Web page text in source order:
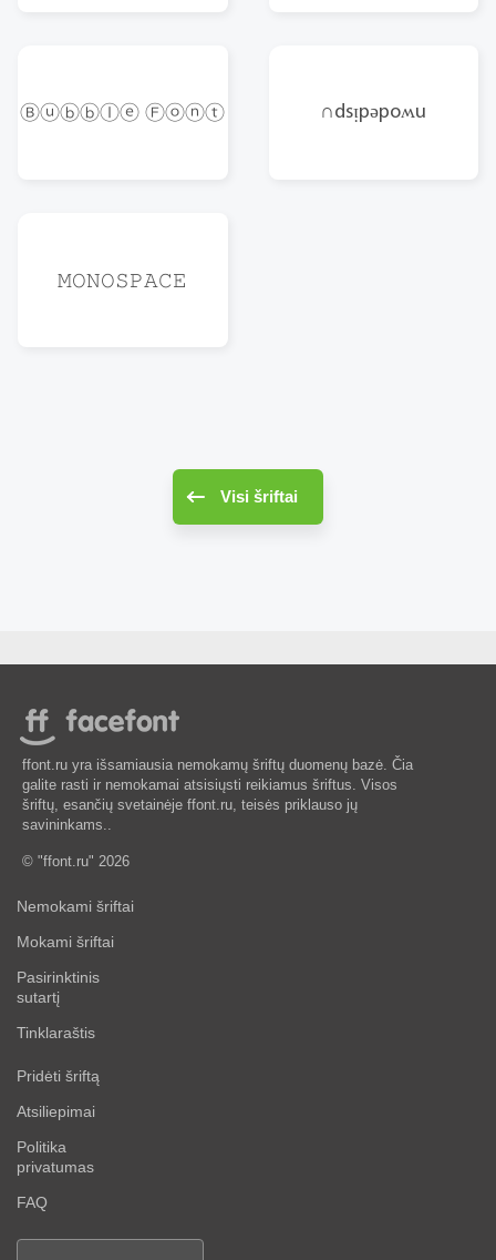
Ⓑⓤⓑⓑⓛⓔ Ⓕⓞⓝⓣ
𝙼𝙾𝙽𝙾𝚂𝙿𝙰𝙲𝙴
∩dsᴉpǝpoʍu
Visi šriftai
ffont.ru yra išsamiausia nemokamų šriftų duomenų bazė. Čia
galite rasti ir nemokamai atsisiųsti reikiamus šriftus. Visos
šriftų, esančių svetainėje ffont.ru, teisės priklauso jų
savininkams..
© "ffont.ru" 2026
Nemokami šriftai
Mokami šriftai
Pasirinktinis
sutartį
Tinklaraštis
Pridėti šriftą
Atsiliepimai
Politika
privatumas
FAQ